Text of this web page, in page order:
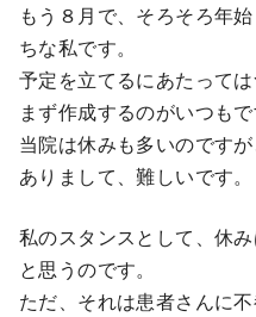
もう８月で、そろそろ年
ちな私です。
予定を立てるにあたって
まず作成するのがいつもで
当院は休みも多いのです
ありまして、難しいです。
私のスタンスとして、休
と思うのです。
ただ、それは患者さんに